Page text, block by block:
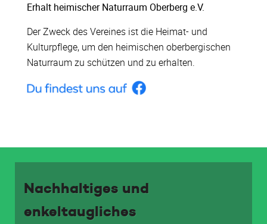
Erhalt heimischer Naturraum Oberberg e.V.
Der Zweck des Vereines ist die Heimat- und
Kulturpflege, um den heimischen oberbergischen
Naturraum zu schützen und zu erhalten.
Nachhaltiges und
enkeltaugliches